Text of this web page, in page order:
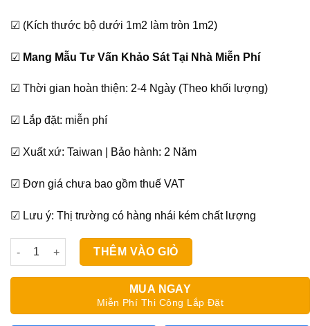
☑ (Kích thước bộ dưới 1m2 làm tròn 1m2)
☑ Mang Mẫu Tư Vấn Khảo Sát Tại Nhà Miễn Phí
☑ Thời gian hoàn thiện: 2-4 Ngày (Theo khối lượng)
☑ Lắp đặt: miễn phí
☑ Xuất xứ: Taiwan | Bảo hành: 2 Năm
☑ Đơn giá chưa bao gồm thuế VAT
☑ Lưu ý: Thị trường có hàng nhái kém chất lượng
Màn Sáo Gỗ Vạn Thái Star Blinds 35mm STW-031 số lượng
THÊM VÀO GIỎ
MUA NGAY
Miễn Phí Thi Công Lắp Đặt